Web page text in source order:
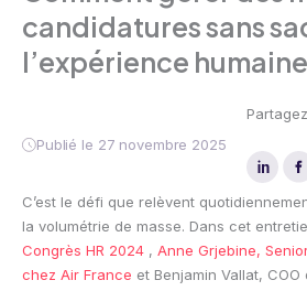
candidatures sans
l’expérience
Publié le 27 novembre 2025
C’est le défi que relèvent
la volumétrie de masse. Dans cet
Congrès HR 2024 , Anne Grjebine,
chez Air France et Benjamin Vallat,